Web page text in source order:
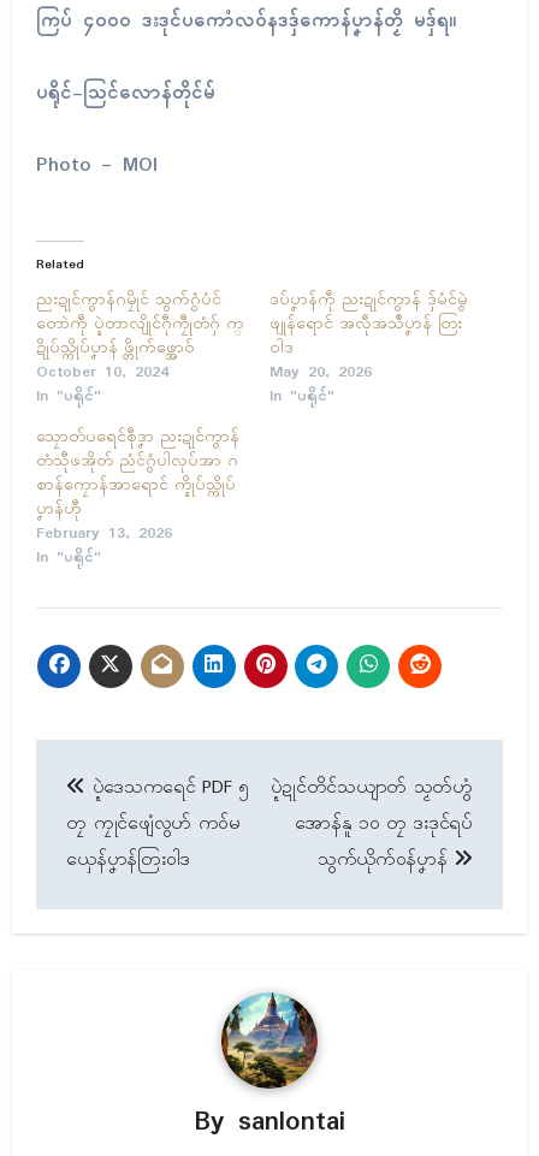
ကြပ် ၄၀၀၀ ဒးဒုၚ်ပကောံလဝ်နဒဒှ်ကောန်ပၞာန်တၟိ မဒှ်ရ။
ပရိုၚ်-သြၚ်လောန်တိုၚ်မ်
Photo – MOI
Related
ညးဍုၚ်ကွာန်ဂမၠိုၚ် သွက်ဂွံပံၚ်
တောဲကဵု ပ္ဍဲတာလျိုၚ်ဂီုကၠီုတံဂှ် က္
ဍိုပ်သ္ကိုပ်ပၞာန် ဖ္တိုက်ဖ္အောဝ်
October 10, 2024
In "ပရိုၚ်"
ဒပ်ပၞာန်ကဵု ညးဍုၚ်ကွာန် ဒှ်မံၚ်မွဲ
ဖျုန်ရောၚ် အလဵုအသဳပၞာန် တြး
ဝါဒ
May 20, 2026
In "ပရိုၚ်"
သၠောတ်ပရေၚ်စဵုဒၞာ ညးဍုၚ်ကွာန်
တံသီုဖအိုတ် ညံၚ်ဂွံပါလုပ်အာ ဂ
စာန်ကၠောန်အာရောၚ် က္ဍိုပ်သ္ကိုပ်
ပၞာန်ဟီု
February 13, 2026
In "ပရိုၚ်"
Post
navigation
ပ္ဍဲဒေသကရေၚ် PDF ၅
တၠ ကၠုၚ်ဖျေံလွဟ် ကဝ်မ
ယှေန်ပၞာန်တြးဝါဒ
ပ္ဍဲဍုၚ်တိၚ်သယျာတ် သၟတ်ဟွံ
အောန်နူ ၁၀ တၠ ဒးဒုၚ်ရပ်
သွက်ယိုက်ဝန်ပၞာန်
By sanlontai